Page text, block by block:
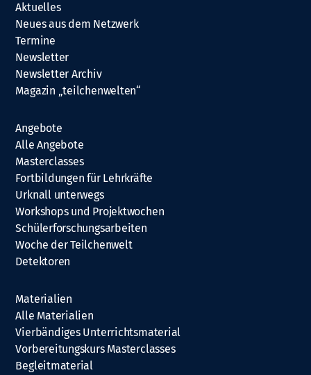
Aktuelles
Neues aus dem Netzwerk
Termine
Newsletter
Newsletter Archiv
Magazin „teilchenwelten“
Angebote
Alle Angebote
Masterclasses
Fortbildungen für Lehrkräfte
Urknall unterwegs
Workshops und Projektwochen
Schülerforschungsarbeiten
Woche der Teilchenwelt
Detektoren
Materialien
Alle Materialien
Vierbändiges Unterrichtsmaterial
Vorbereitungskurs Masterclasses
Begleitmaterial